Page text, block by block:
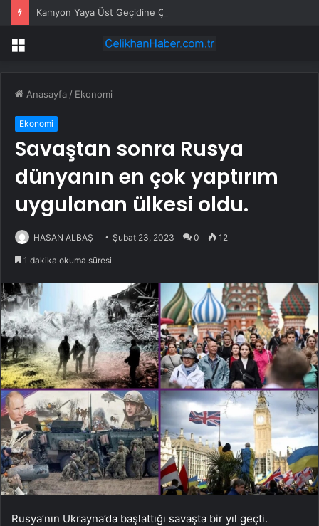
Kamyon Yaya Üst Geçidine Çarptı
Menü
Anasayfa / Ekonomi
Ekonomi
Savaştan sonra Rusya
dünyanın en çok yaptırım
uygulanan ülkesi oldu.
HASAN ALBAŞ Şubat 23, 2023 0 12
1 dakika okuma süresi
Rusya’nın Ukrayna’da başlattığı savaşta bir yıl geçti.